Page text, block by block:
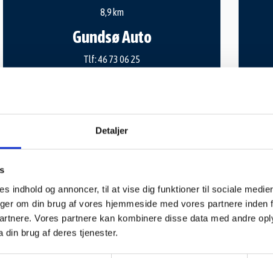
Detaljer
indhold og annoncer, til at vise dig funktioner til sociale
om din brug af vores hjemmeside med vores partnere inden
Vores partnere kan kombinere disse data med andre
din brug af deres tjenester.
8,9 km
Gundsø Auto
Tlf:46 73 06 25
eva.d.nielsen@hotmail.com
www.gundsøauto.dk
10 km
DK Bilservice ApS